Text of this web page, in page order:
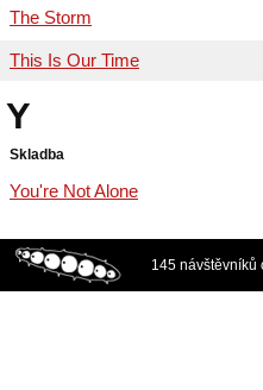
The Storm
This Is Our Time
Y
Skladba
You're Not Alone
145 návštěvníků